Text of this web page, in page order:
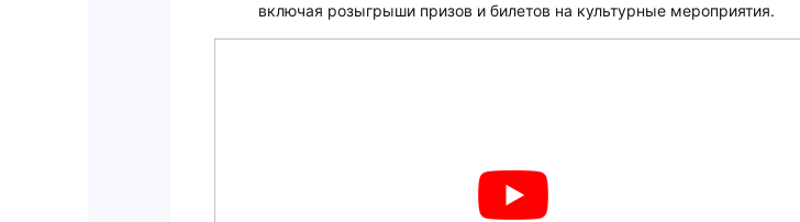
включая розыгрыши призов и билетов на культурные мероприятия.